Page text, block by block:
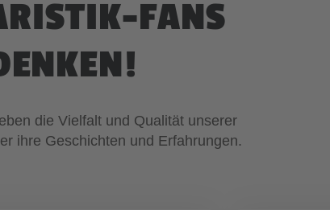
FANS
die Vielfalt und Qualität unserer
ihre Geschichten und Erfahrungen.